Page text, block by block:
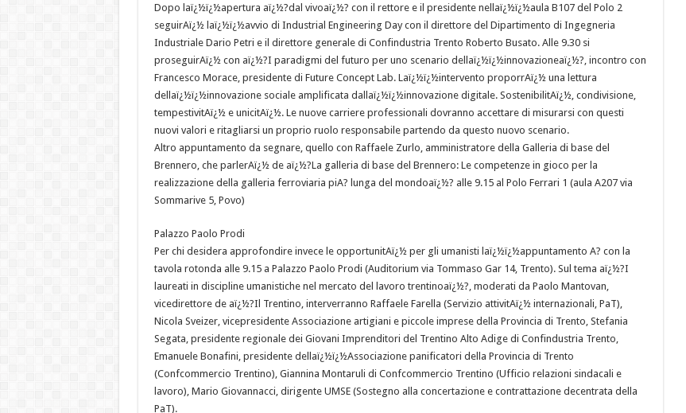
Dopo laï¿½ï¿½apertura aï¿½?dal vivoaï¿½? con il rettore e il presidente nellaï¿½ï¿½aula B107 del Polo 2
seguirAï¿½ laï¿½ï¿½avvio di Industrial Engineering Day con il direttore del Dipartimento di Ingegneria
Industriale Dario Petri e il direttore generale di Confindustria Trento Roberto Busato. Alle 9.30 si
proseguirAï¿½ con aï¿½?I paradigmi del futuro per uno scenario dellaï¿½ï¿½innovazioneaï¿½?, incontro con
Francesco Morace, presidente di Future Concept Lab. Laï¿½ï¿½intervento proporrAï¿½ una lettura
dellaï¿½ï¿½innovazione sociale amplificata dallaï¿½ï¿½innovazione digitale. SostenibilitAï¿½, condivisione,
tempestivitAï¿½ e unicitAï¿½. Le nuove carriere professionali dovranno accettare di misurarsi con questi
nuovi valori e ritagliarsi un proprio ruolo responsabile partendo da questo nuovo scenario.
Altro appuntamento da segnare, quello con Raffaele Zurlo, amministratore della Galleria di base del
Brennero, che parlerAï¿½ de aï¿½?La galleria di base del Brennero: Le competenze in gioco per la
realizzazione della galleria ferroviaria piA? lunga del mondoaï¿½? alle 9.15 al Polo Ferrari 1 (aula A207 via
Sommarive 5, Povo)
Palazzo Paolo Prodi
Per chi desidera approfondire invece le opportunitAï¿½ per gli umanisti laï¿½ï¿½appuntamento A? con la
tavola rotonda alle 9.15 a Palazzo Paolo Prodi (Auditorium via Tommaso Gar 14, Trento). Sul tema aï¿½?I
laureati in discipline umanistiche nel mercato del lavoro trentinoaï¿½?, moderati da Paolo Mantovan,
vicedirettore de aï¿½?Il Trentino, interverranno Raffaele Farella (Servizio attivitAï¿½ internazionali, PaT),
Nicola Sveizer, vicepresidente Associazione artigiani e piccole imprese della Provincia di Trento, Stefania
Segata, presidente regionale dei Giovani Imprenditori del Trentino Alto Adige di Confindustria Trento,
Emanuele Bonafini, presidente dellaï¿½ï¿½Associazione panificatori della Provincia di Trento
(Confcommercio Trentino), Giannina Montaruli di Confcommercio Trentino (Ufficio relazioni sindacali e
lavoro), Mario Giovannacci, dirigente UMSE (Sostegno alla concertazione e contrattazione decentrata della
PaT).